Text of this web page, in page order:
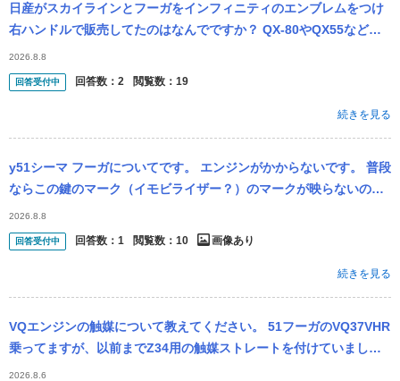
日産がスカイラインとフーガをインフィニティのエンブレムをつけ
右ハンドルで販売してたのはなんでですか？ QX-80やQX55などは
そういうのにできないのですか？ インフィニティつけて日本で売る
のを...
2026.8.8
回答受付中 回答数： 2 閲覧数： 19
続きを見る
y51シーマ フーガについてです。 エンジンがかからないです。 普段
ならこの鍵のマーク（イモビライザー？）のマークが映らないので
すが、ずっとあります。 数日前の話ですが、 1日友達の家で青空...
2026.8.8
回答受付中 回答数： 1 閲覧数： 10 画像あり
続きを見る
VQエンジンの触媒について教えてください。 51フーガのVQ37VHR
乗ってますが、以前までZ34用の触媒ストレートを付けていまし
た。 今は純正ですが、またストレートにしようと思っております。
2026.8.6